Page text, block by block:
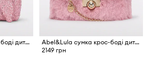
Abel&Lula сумка крос-боді дитяча
Abel&Lula сумка крос-боді дитяча
2149 грн